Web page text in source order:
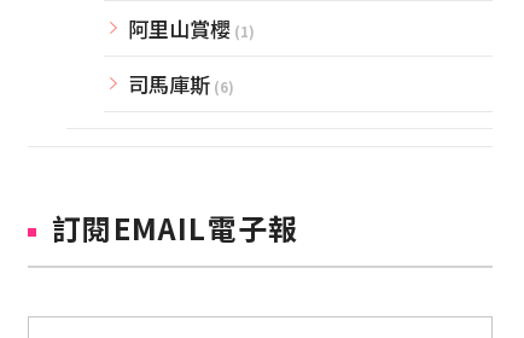
阿里山賞櫻 (1)
司馬庫斯 (6)
訂閱EMAIL電子報